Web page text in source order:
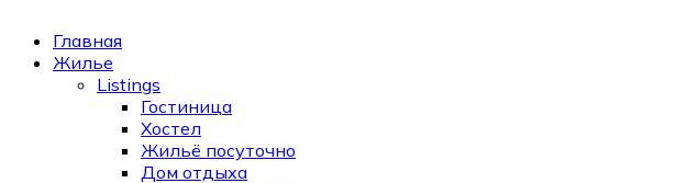
Главная
Жилье
Listings
Гостиница
Хостел
Жильё посуточно
Дом отдыха